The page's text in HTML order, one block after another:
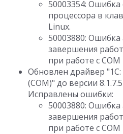
50003354: Ошибка
процессора в
Linux.
50003880:
завершения
при работе с
Обновлен драйвер
(COM)" до версии 8.1.7.5
Исправлены ошибки:
50003880:
завершения
при работе с